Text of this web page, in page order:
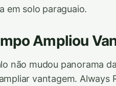
em solo paraguaio.
Ampliou
não mudou panorama
vantagem. Always